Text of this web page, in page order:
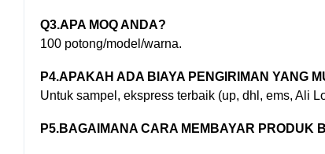
Q3.APA MOQ ANDA?
100 potong/model/warna.
P4.APAKAH ADA BIAYA PENGIRIMAN YANG
Untuk sampel, ekspress terbaik (up, dhl, ems, Ali
P5.BAGAIMANA CARA MEMBAYAR PRODUK